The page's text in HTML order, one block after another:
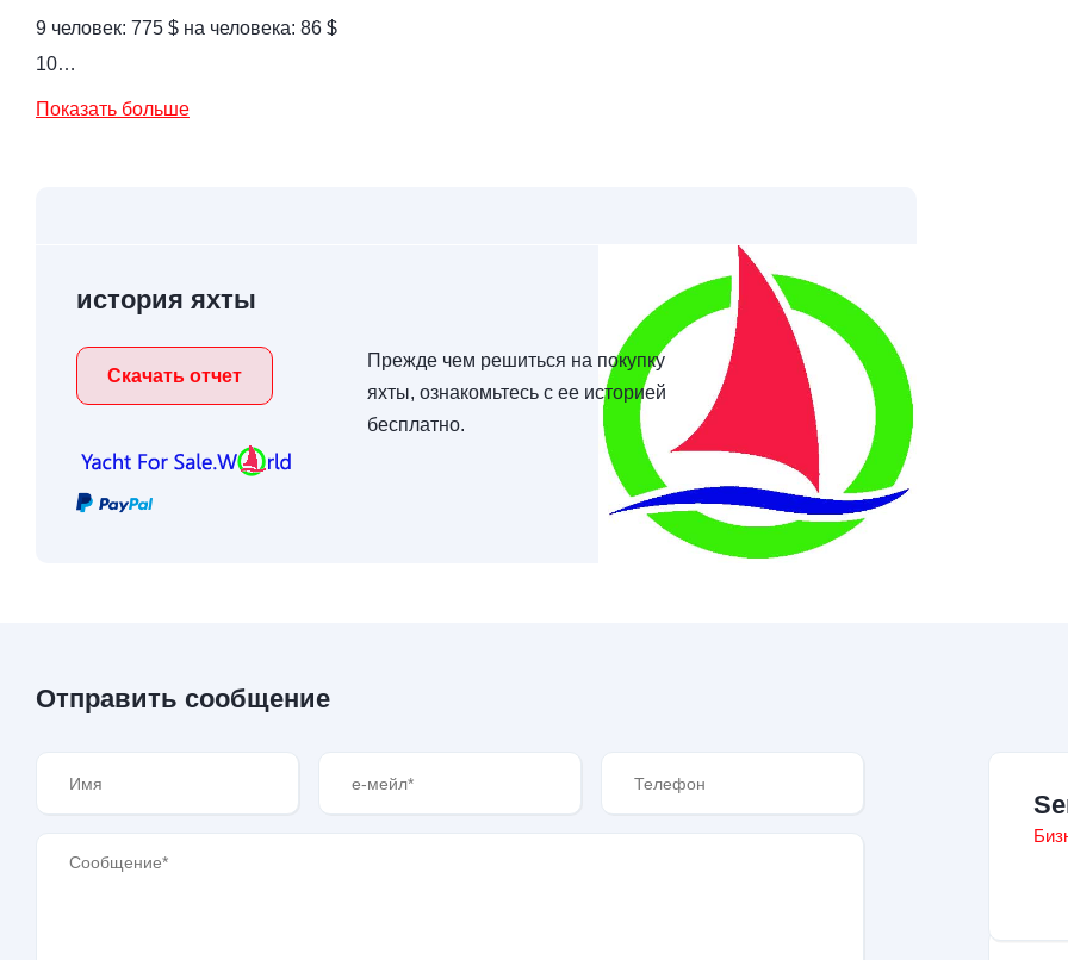
9 человек: 775 $ на человека: 86 $
10…
Показать больше
история яхты
Скачать отчет
Прежде чем решиться на покупку
яхты, ознакомьтесь с ее историей
бесплатно.
Отправить сообщение